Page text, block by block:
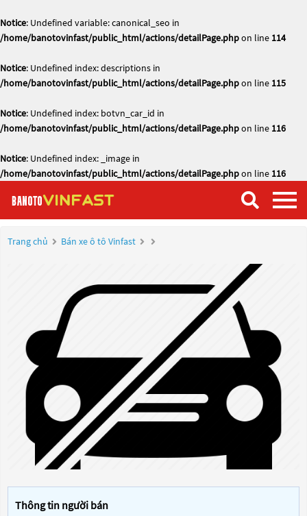
Notice: Undefined variable: canonical_seo in
/home/banotovinfast/public_html/actions/detailPage.phpon line 114
Notice: Undefined index: descriptions in
/home/banotovinfast/public_html/actions/detailPage.phpon line 115
Notice: Undefined index: botvn_car_id in
/home/banotovinfast/public_html/actions/detailPage.phpon line 116
Notice: Undefined index: _image in
/home/banotovinfast/public_html/actions/detailPage.phpon line 116
Trang chủ Bán xe ô tô Vinfast
Thông tin người bán